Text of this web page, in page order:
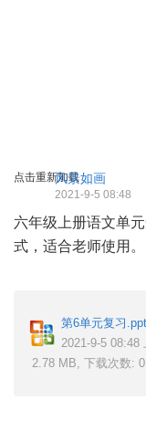
点击重新加载风景如画
2021-9-5 08:48
六年级上册语文单
式，适合老师使用。
第6单元复习.ppt
2021-9-5 08:48
2.78 MB, 下载次数: